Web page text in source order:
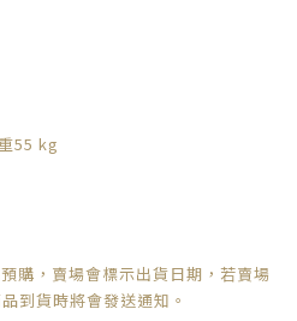
55 kg
購，賣場會標示出貨日期， 若賣場
到貨時將會發送通知。